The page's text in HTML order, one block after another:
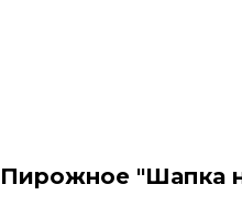
Пирожное "Шапка